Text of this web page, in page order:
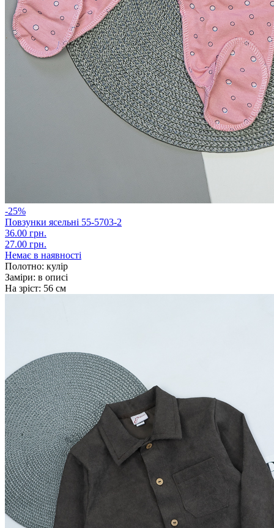
-25%
Повзунки ясельні 55-5703-2
36.00 грн.
27.00 грн.
Немає в наявності
Полотно: кулір
Заміри: в описі
На зріст: 56 см